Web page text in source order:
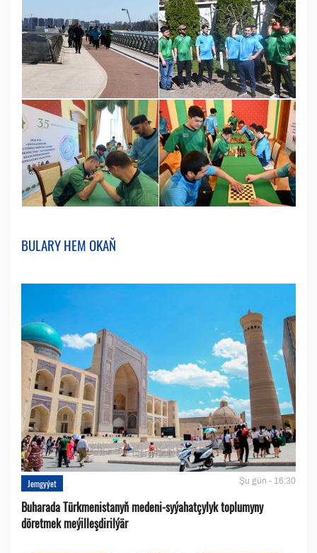
BULARY HEM OKAŇ
Jemgyýet Şu gün - 16:30
Buharada Türkmenistanyň medeni-syýahatçylyk toplumyny
döretmek meýilleşdirilýär